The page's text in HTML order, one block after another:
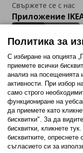
Свържете се с нас
Приложение
Последвайте ни:
FacebookTwitter
Политика за
Политика за
С избиране на опцията
приемете всички
анализ на посещенията
активности. При избор
само строго
функциониране на
да приемете като
бисквитки". За да
бисквитки, кликнете
бисквитките, опреснете
съгласието си за